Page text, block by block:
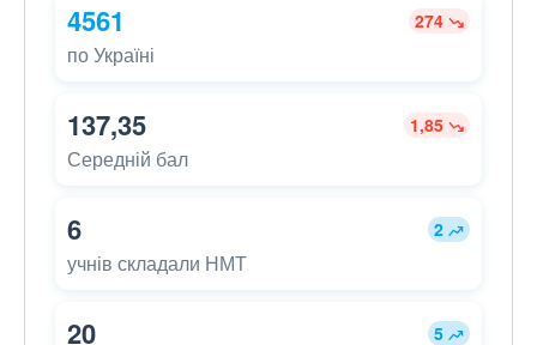
4561 274
по Україні
137,35 1,85
Середній бал
6 2
учнів складали НМТ
20 5